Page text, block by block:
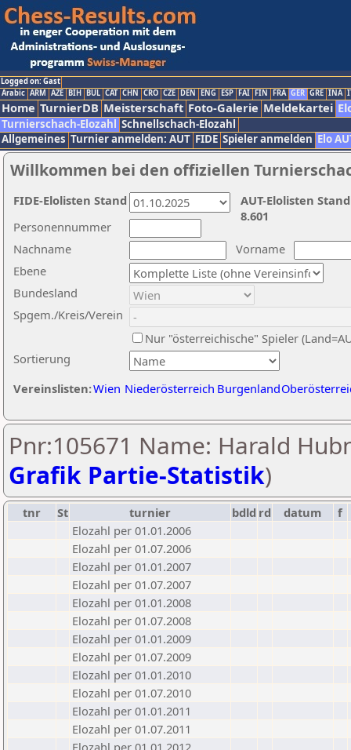
Logged on: Gast
Arabic ARM AZE BIH BUL CAT CHN CRO CZE DEN ENG ESP FAI FIN FRA GER GRE INA
Home TurnierDB Meisterschaft Foto-Galerie Meldekartei
Turnierschach-Elozahl Schnellschach-Elozahl
Allgemeines Turnier anmelden: AUT FIDE Spieler anmelden Elo
Willkommen bei den offiziellen
Nachname
Vorname
Ebene
Sortierung
Personennummer
Bundesland
Spgem./Kreis/Verein
Nur "österreichische" Spieler
Vereinslisten:Wien Niederösterreich Burgenland
AUT-Elolisten
8.601
FIDE-Elolisten Stand
Pnr:105671 Name: Harald
Grafik Partie-Statistik)
tnr St turnier bdld rd datum
f
Elozahl per 01.01.2006
Elozahl per 01.07.2006
Elozahl per 01.01.2007
Elozahl per 01.07.2007
Elozahl per 01.01.2008
Elozahl per 01.07.2008
Elozahl per 01.01.2009
Elozahl per 01.07.2009
Elozahl per 01.01.2010
Elozahl per 01.07.2010
Elozahl per 01.01.2011
Elozahl per 01.07.2011
Elozahl per 01.01.2012